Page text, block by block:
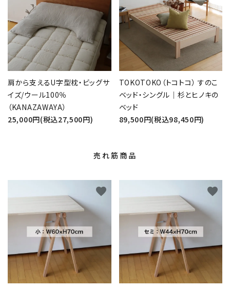
肩から支えるU字型枕・ビッグサ
イズ/ウール100％
（KANAZAWAYA）
25,000円(税込27,500円)
TOKOTOKO（トコトコ） すのこ
ベッド・シングル｜杉とヒノキの
ベッド
89,500円(税込98,450円)
売れ筋商品
favorite favorite